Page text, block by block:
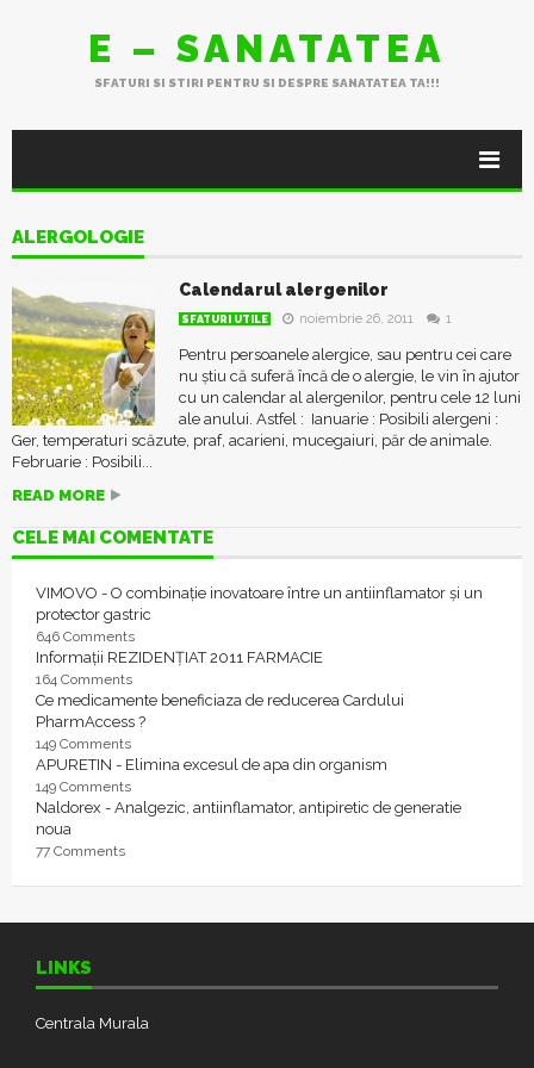
E – SANATATEA
SFATURI SI STIRI PENTRU SI DESPRE SANATATEA TA!!!
ALERGOLOGIE
Calendarul alergenilor
SFATURI UTILE noiembrie 26, 2011 1
Pentru persoanele alergice, sau pentru cei care
nu știu că suferă încă de o alergie, le vin în ajutor
cu un calendar al alergenilor, pentru cele 12 luni
ale anului. Astfel : Ianuarie : Posibili alergeni :
Ger, temperaturi scăzute, praf, acarieni, mucegaiuri, păr de animale.
Februarie : Posibili...
READ MORE
CELE MAI COMENTATE
VIMOVO - O combinație inovatoare între un antiinflamator și un
protector gastric
646 Comments
Informații REZIDENȚIAT 2011 FARMACIE
164 Comments
Ce medicamente beneficiaza de reducerea Cardului
PharmAccess ?
149 Comments
APURETIN - Elimina excesul de apa din organism
149 Comments
Naldorex - Analgezic, antiinflamator, antipiretic de generatie
noua
77 Comments
LINKS
Centrala Murala